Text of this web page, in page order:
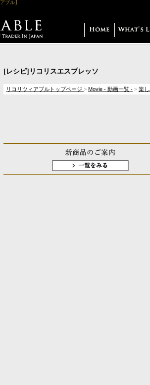
ブル】
[レシピ]リコリスエスプレッソ
リコリツィアブルトップページ > Movie - 動画一覧 - > 楽し